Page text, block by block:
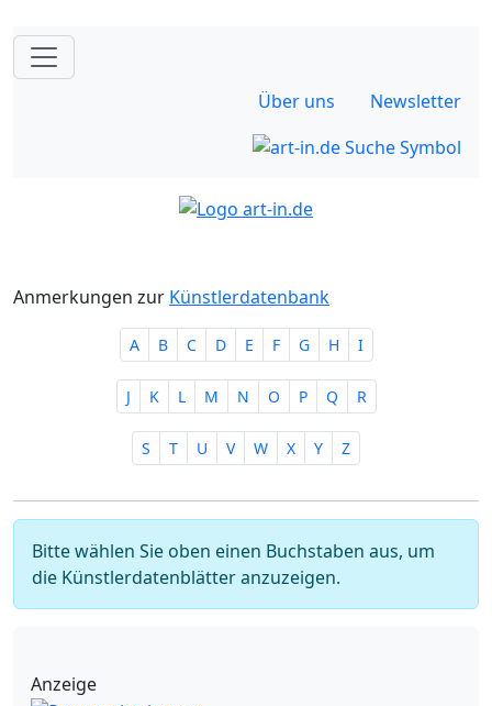
Über uns Newsletter
Anmerkungen zur Künstlerdatenbank
A B C D E F G H I
J K L M N O P Q R
S T U V W X Y Z
Bitte wählen Sie oben einen Buchstaben aus, um
die Künstlerdatenblätter anzuzeigen.
Anzeige